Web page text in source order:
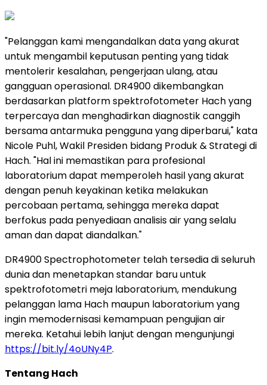
"Pelanggan kami mengandalkan data yang akurat
untuk mengambil keputusan penting yang tidak
mentolerir kesalahan, pengerjaan ulang, atau
gangguan operasional. DR4900 dikembangkan
berdasarkan platform spektrofotometer Hach yang
terpercaya dan menghadirkan diagnostik canggih
bersama antarmuka pengguna yang diperbarui," kata
Nicole Puhl, Wakil Presiden bidang Produk & Strategi di
Hach. "Hal ini memastikan para profesional
laboratorium dapat memperoleh hasil yang akurat
dengan penuh keyakinan ketika melakukan
percobaan pertama, sehingga mereka dapat
berfokus pada penyediaan analisis air yang selalu
aman dan dapat diandalkan."
DR4900 Spectrophotometer telah tersedia di seluruh
dunia dan menetapkan standar baru untuk
spektrofotometri meja laboratorium, mendukung
pelanggan lama Hach maupun laboratorium yang
ingin memodernisasi kemampuan pengujian air
mereka. Ketahui lebih lanjut dengan mengunjungi
https://bit.ly/4oUNy4P.
Tentang Hach